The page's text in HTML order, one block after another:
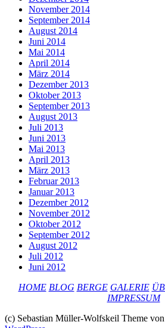
November 2014
September 2014
August 2014
Juni 2014
Mai 2014
April 2014
März 2014
Dezember 2013
Oktober 2013
September 2013
August 2013
Juli 2013
Juni 2013
Mai 2013
April 2013
März 2013
Februar 2013
Januar 2013
Dezember 2012
November 2012
Oktober 2012
September 2012
August 2012
Juli 2012
Juni 2012
HOME BLOG BERGE GALERIE
IMPRESSUM
(c) Sebastian Müller-Wolfskeil Theme von